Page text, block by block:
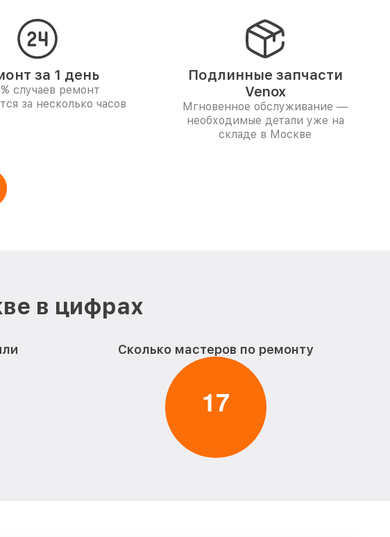
за 1 день
случаев ремонт
за несколько часов
Подлинные запчасти
Venox
Мгновенное обслуживание —
необходимые детали уже на
складе в Москве
в цифрах
Сколько мастеров по ремонту
17